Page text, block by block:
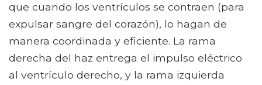
que cuando los ventrículos se contraen (para
expulsar sangre del corazón), lo hagan de
manera coordinada y eficiente. La rama
derecha del haz entrega el impulso eléctrico
al ventrículo derecho, y la rama izquierda